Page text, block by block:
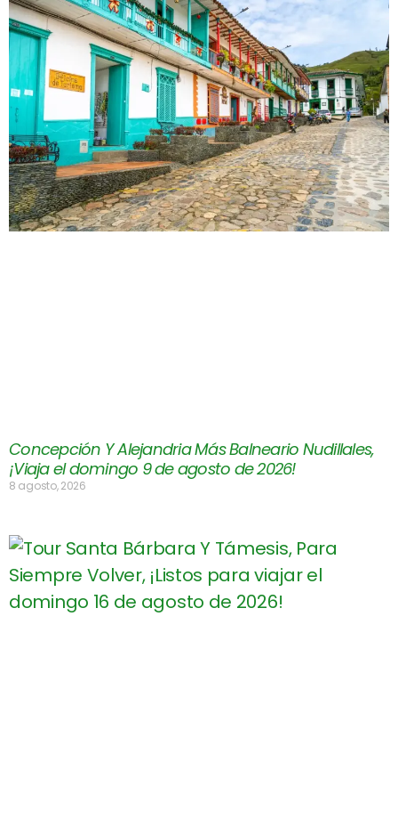
Concepción Y Alejandria Más Balneario Nudillales,
¡Viaja el domingo 9 de agosto de 2026!
8 agosto, 2026